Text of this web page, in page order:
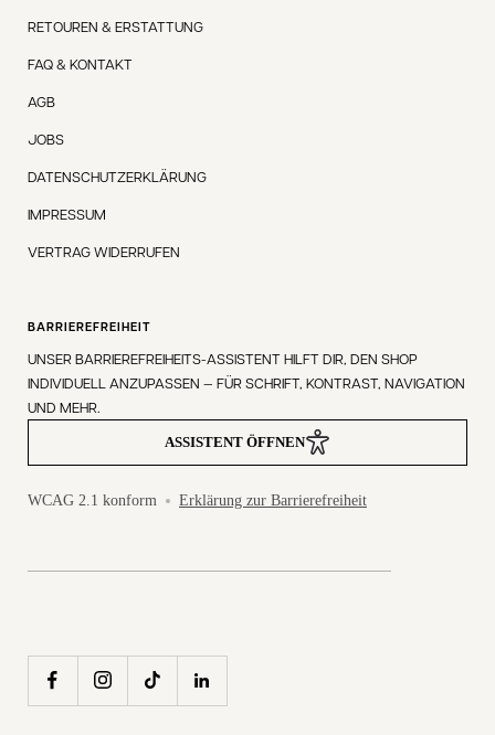
RETOUREN & ERSTATTUNG
FAQ & KONTAKT
AGB
JOBS
DATENSCHUTZERKLÄRUNG
IMPRESSUM
VERTRAG WIDERRUFEN
BARRIEREFREIHEIT
UNSER BARRIEREFREIHEITS-ASSISTENT HILFT DIR, DEN SHOP
INDIVIDUELL ANZUPASSEN — FÜR SCHRIFT, KONTRAST, NAVIGATION
UND MEHR.
ASSISTENT ÖFFNEN
WCAG 2.1 konform Erklärung zur Barrierefreiheit